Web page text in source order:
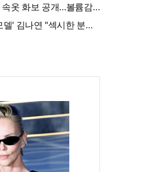
치"옷 화보 공개…볼륨감·
' 김나연 "섹시한 분들